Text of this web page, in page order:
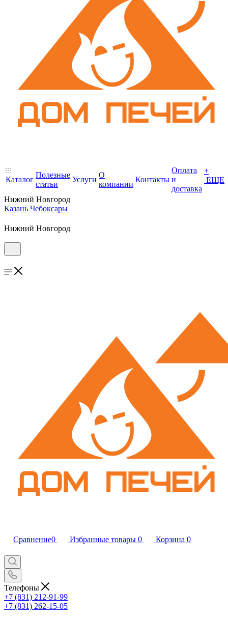
Каталог
Полезные
статьи
Услуги
О
компании
Контакты
Оплата
и
доставка
+
ЕЩЕ
Нижний Новгород
Казань Чебоксары
Нижний Новгород
Сравнение0 Избранные товары 0 Корзина 0
Телефоны
+7 (831) 212-91-99
+7 (831) 262-15-05